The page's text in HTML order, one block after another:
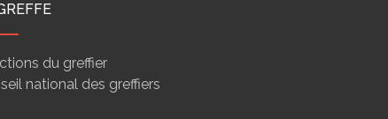
du greffier
national des greffiers